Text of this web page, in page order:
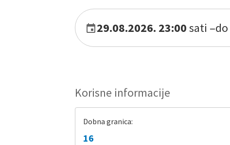
29.08.2026. 23:00sati –do
Korisne informacije
Dobna granica:
16